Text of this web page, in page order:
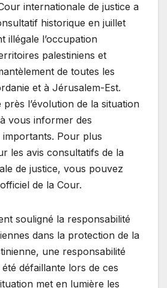
internationale de justice a
historique en juillet
illégale l’occupation
palestiniens et
de toutes les
et à Jérusalem-Est.
l’évolution de la situation
vous informer des
Pour plus
les avis consultatifs de la
de justice, vous pouvez
de la Cour.
souligné la responsabilité
dans la protection de la
une responsabilité
défaillante lors de ces
met en lumière les